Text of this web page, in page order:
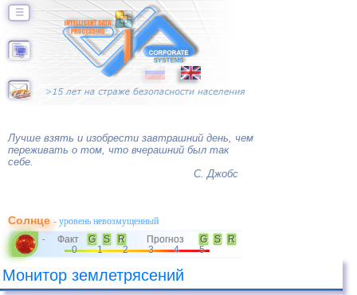
☰
Лучше взять и изобрести завтрашний день, чем
переживать о том, что вчерашний был так
себе.
С. Джобс
Солнце- уровень невозмущенный
- Факт G S R Прогноз G S
R
0
1 2 3 4 5
Монитор землетрясений